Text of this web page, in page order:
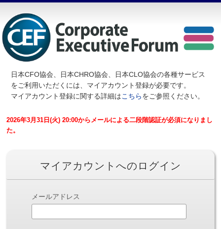
日本CFO協会、日本CHRO協会、日本CLO協会の各種サービス
をご利用いただくには、マイアカウント登録が必要です。
マイアカウント登録に関する詳細はこちらをご参照ください。
2026年3月31日(火) 20:00からメールによる二段階認証が必須になりまし
た。
マイアカウントへのログイン
メールアドレス